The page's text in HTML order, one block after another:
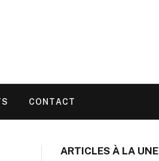
CONTACT
ARTICLES À LA UNE